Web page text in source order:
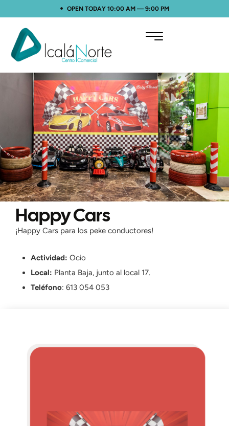
OPEN TODAY 10:00 AM — 9:00 PM
Happy Cars
¡Happy Cars para los peke conductores!
Actividad: Ocio
Local: Planta Baja, junto al local 17.
Teléfono: 613 054 053